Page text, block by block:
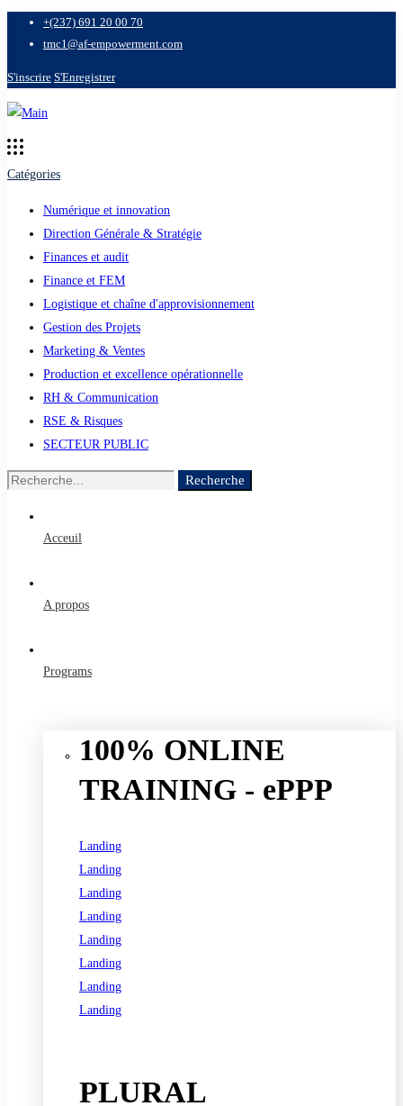
+(237) 691 20 00 70
tmc1@af-empowerment.com
S'inscrire S'Enregistrer
Catégories
Numérique et innovation
Direction Générale & Stratégie
Finances et audit
Finance et FEM
Logistique et chaîne d'approvisionnement
Gestion des Projets
Marketing & Ventes
Production et excellence opérationnelle
RH & Communication
RSE & Risques
SECTEUR PUBLIC
Recherche
Recherche
Acceuil
A propos
Programs
100% ONLINE
TRAINING - ePPP
Landing
Landing
Landing
Landing
Landing
Landing
Landing
Landing
PLURAL